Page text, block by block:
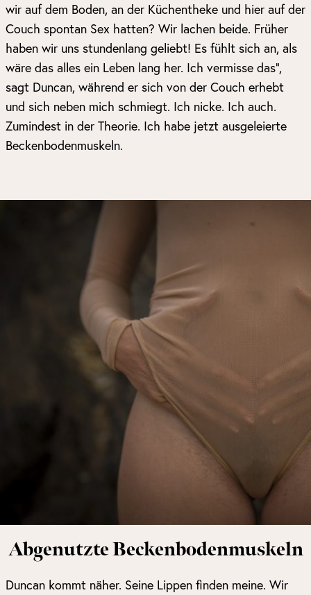
wir auf dem Boden, an der Küchentheke und hier auf der
Couch spontan Sex hatten? Wir lachen beide. Früher
haben wir uns stundenlang geliebt! Es fühlt sich an, als
wäre das alles ein Leben lang her. Ich vermisse das“,
sagt Duncan, während er sich von der Couch erhebt
und sich neben mich schmiegt. Ich nicke. Ich auch.
Zumindest in der Theorie. Ich habe jetzt ausgeleierte
Beckenbodenmuskeln.
Abgenutzte Beckenbodenmuskeln
Duncan kommt näher. Seine Lippen finden meine. Wir